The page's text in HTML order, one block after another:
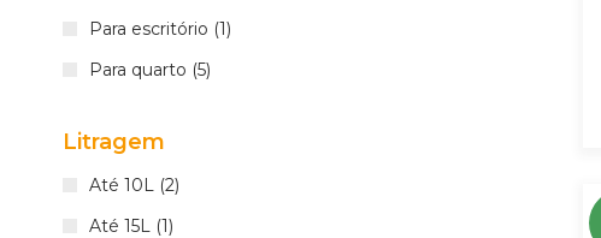
Para escritório (1)
Para quarto (5)
Litragem
Até 10L (2)
Até 15L (1)